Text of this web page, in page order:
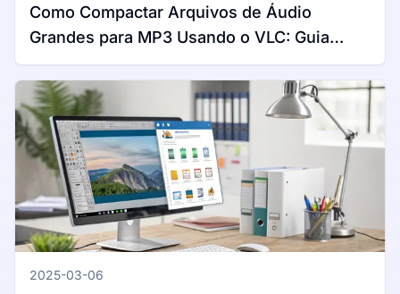
Como Compactar Arquivos de Áudio
Grandes para MP3 Usando o VLC: Guia
Completo para Windows e Mac
2025-03-06